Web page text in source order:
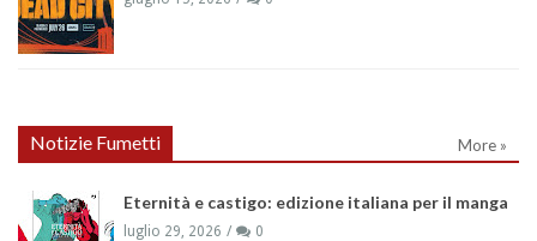
Notizie Fumetti More »
Eternità e castigo: edizione italiana per il manga
luglio 29, 2026 0